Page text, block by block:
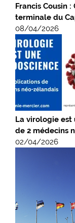
Francis Cousin
terminale du
08/04/2026
La virologie est
de 2 médecins
02/04/2026